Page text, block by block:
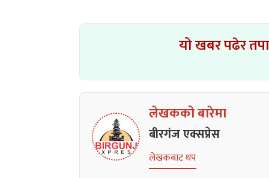
यो खबर पढेर
लेखकको बारेमा
बीरगंज एक्सप्रेस
लेखकबाट थप